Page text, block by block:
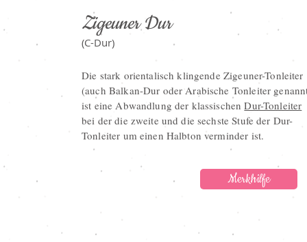
Zigeuner Dur
(C-Dur)
Die stark orientalisch klingende Zigeuner-Tonleiter
(auch Balkan-Dur oder Arabische Tonleiter
ist eine Abwandlung der klassischenDur-Tonleiter
bei der die zweite und die sechste Stufe der Dur-
Tonleiter um einen Halbton verminder ist.
Merkhilfe